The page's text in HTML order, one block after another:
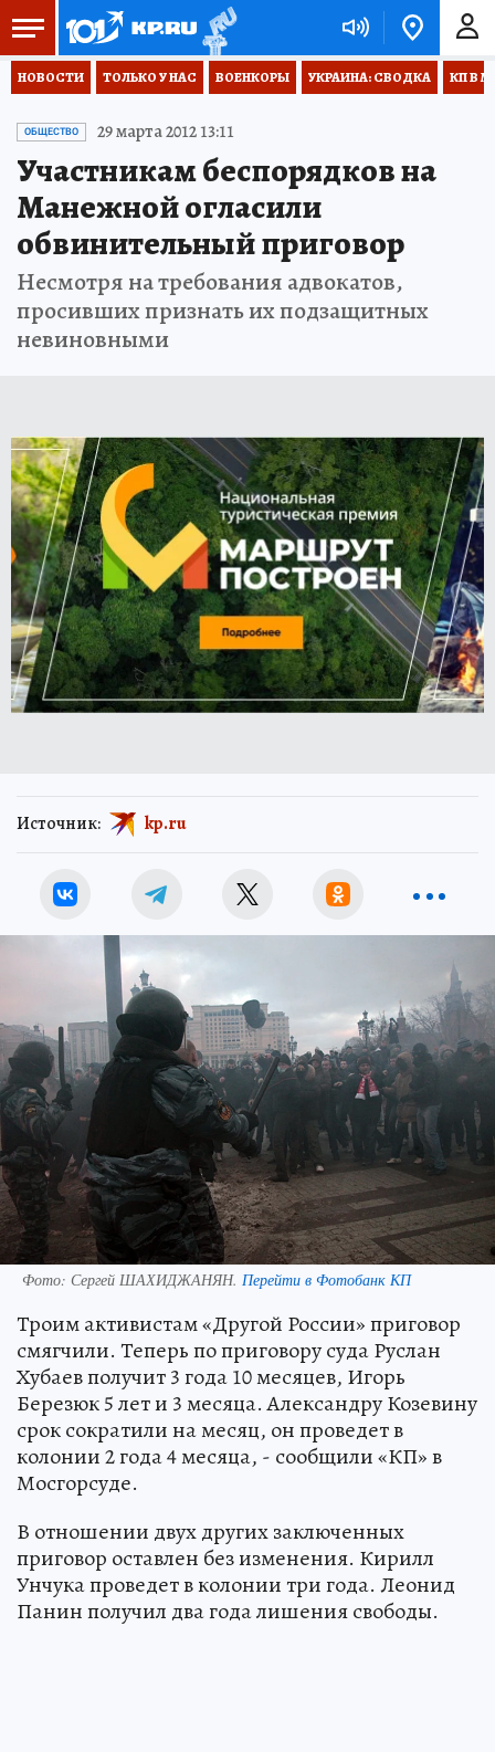
НОВОСТИ ТОЛЬКО У НАС ВОЕНКОРЫ УКРАИНА: СВОДКА КП В
ОБЩЕСТВО 29 марта 2012 13:11
Участникам беспорядков на
Манежной огласили
обвинительный приговор
Несмотря на требования адвокатов,
просивших признать их подзащитных
невиновными
Источник: kp.ru
Фото: Сергей ШАХИДЖАНЯН. Перейти в Фотобанк КП
Троим активистам «Другой России» приговор
смягчили. Теперь по приговору суда Руслан
Хубаев получит 3 года 10 месяцев, Игорь
Березюк 5 лет и 3 месяца. Александру Козевину
срок сократили на месяц, он проведет в
колонии 2 года 4 месяца, - сообщили «КП» в
Мосгорсуде.
В отношении двух других заключенных
приговор оставлен без изменения. Кирилл
Унчука проведет в колонии три года. Леонид
Панин получил два года лишения свободы.